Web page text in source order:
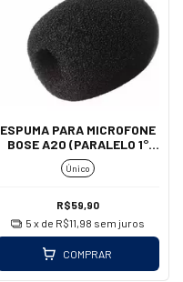
ESPUMA PARA MICROFONE
BOSE A20 (PARALELO 1°
LINHA)
Único
R$59,90
5 x de R$11,98 sem juros
COMPRAR